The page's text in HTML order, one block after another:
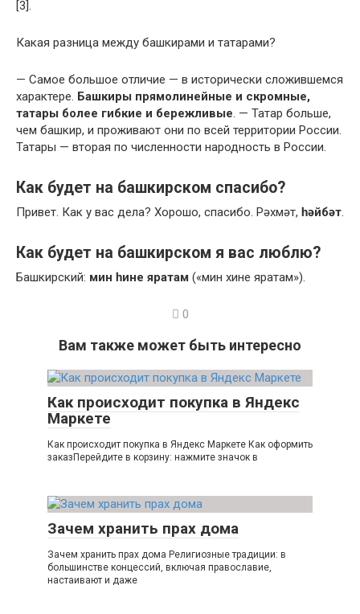
[3].
Какая разница между башкирами и татарами?
— Самое большое отличие — в исторически сложившемся
характере. Башкиры прямолинейные и скромные,
татары более гибкие и бережливые. — Татар больше,
чем башкир, и проживают они по всей территории России.
Татары — вторая по численности народность в России.
Как будет на башкирском спасибо?
Привет. Как у вас дела? Хорошо, спасибо. Рәхмәт, һәйбәт.
Как будет на башкирском я вас люблю?
Башкирский: мин һине яратам («мин хине яратам»).
0
Вам также может быть интересно
Как происходит покупка в Яндекс
Маркете
Как происходит покупка в Яндекс Маркете Как оформить
заказПерейдите в корзину: нажмите значок в
Зачем хранить прах дома
Зачем хранить прах дома Религиозные традиции: в
большинстве концессий, включая православие,
настаивают и даже